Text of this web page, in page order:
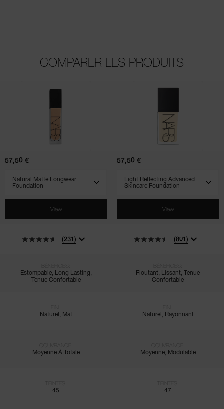
COMPARER LES PRODUITS
Natural
Matte
Longwear
Foundation
57,50 €
View
(231)
Estompable, Long Lasting,
Tenue Confortable
Naturel, Mat
Moyenne À Totale
45
Light
Reflecting
Advanced
Skincare
57,50 €
View
(801)
Floutant, Lissant, Tenue
Confortable
Naturel, Rayonnant
Moyenne, Modulable
47